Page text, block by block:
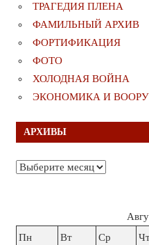
ТРАГЕДИЯ ПЛЕНА
ФАМИЛЬНЫЙ АРХИВ
ФОРТИФИКАЦИЯ
ФОТО
ХОЛОДНАЯ ВОЙНА
ЭКОНОМИКА И
АРХИВЫ
Архивы
Пн
Вт Ср